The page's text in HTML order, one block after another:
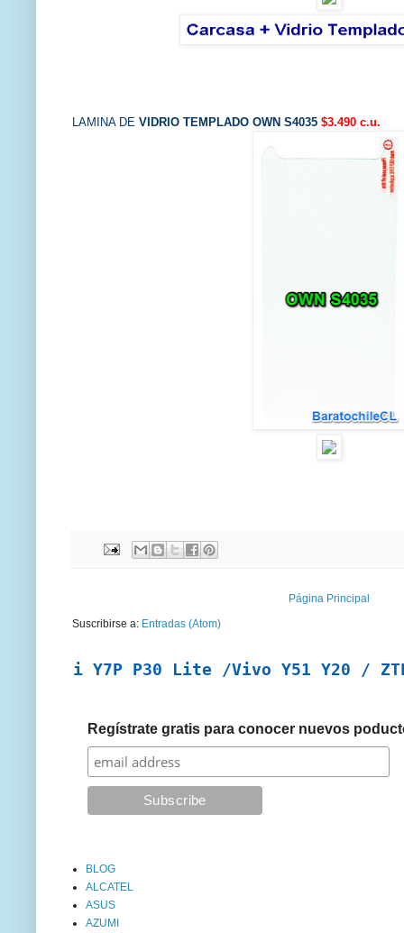
LAMINA DE VIDRIO TEMPLADO OWN S4035 $3.490 c.u.
Página Principal
Suscribirse a: Entradas (Atom)
Y7P P30 Lite /Vivo Y51 Y20 / ZTE A7
Regístrate gratis para conocer nuevos
BLOG
ALCATEL
ASUS
AZUMI